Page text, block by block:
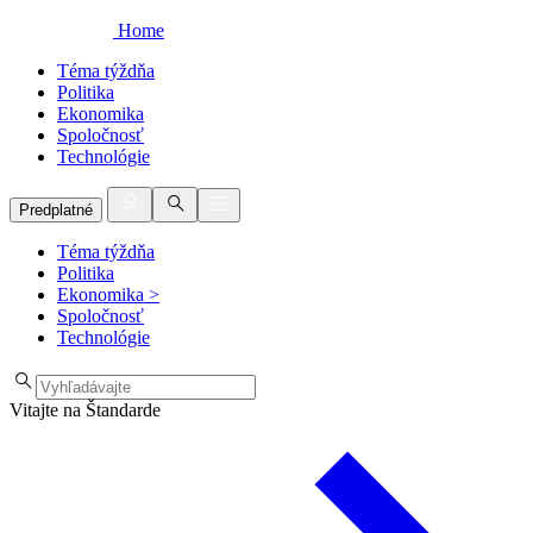
Home
Téma týždňa
Politika
Ekonomika
Spoločnosť
Technológie
Predplatné
Téma týždňa
Politika
Ekonomika >
Spoločnosť
Technológie
Vitajte na Štandarde